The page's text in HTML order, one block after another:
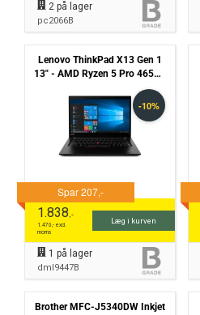
2 på lager
pc2066B
Lenovo ThinkPad X13 Gen 1
13" - AMD Ryzen 5 Pro 4650u
2,1GHz 256GB NVMe 8GB
Win11 Pro - Grade B
1.838,-
1.470,- excl.
moms
Læg i kurven
1 på lager
dml9447B
Brother MFC-J5340DW Inkjet